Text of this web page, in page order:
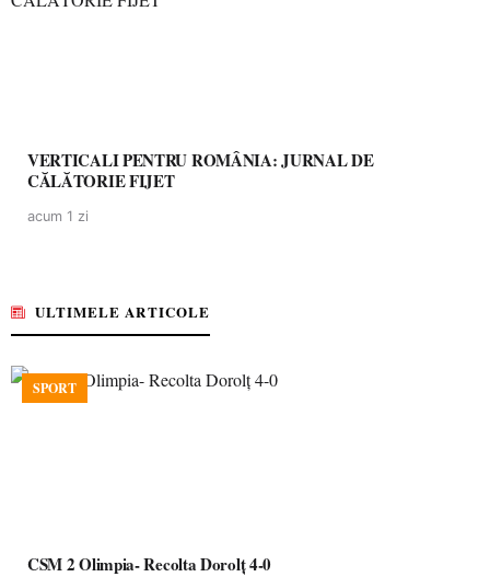
VERTICALI PENTRU ROMÂNIA: JURNAL DE
CĂLĂTORIE FIJET
acum 1 zi
ULTIMELE ARTICOLE
SPORT
CSM 2 Olimpia- Recolta Dorolț 4-0